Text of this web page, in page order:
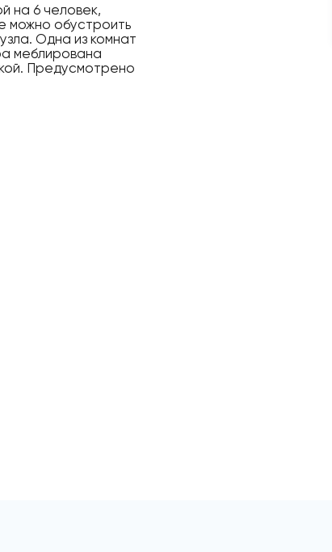
на 6 человек,
можно обустроить
Одна из комнат
меблирована
Предусмотрено